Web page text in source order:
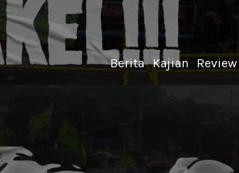
Berita Kajian Review